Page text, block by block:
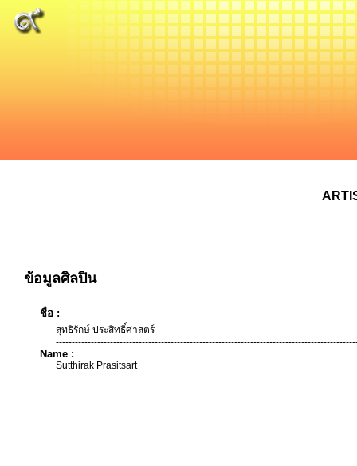
ข้อมูลศิลปิน
ชื่อ :
สุทธิรักษ์ ประสิทธิ์ศาสตร์
Name :
Sutthirak Prasitsart